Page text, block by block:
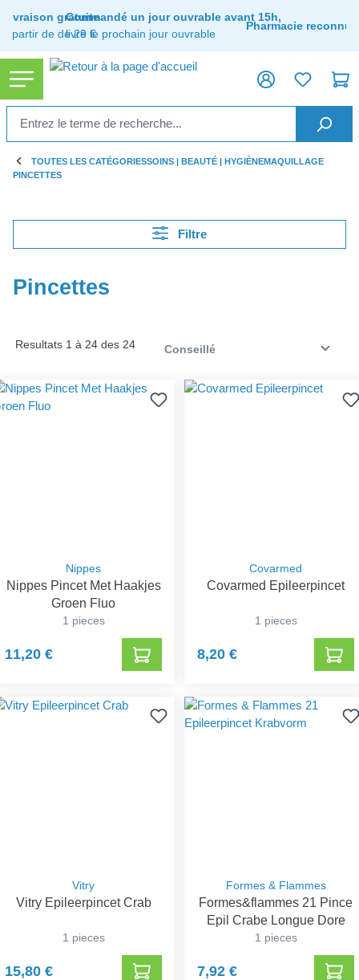
principal
Livraison gratuite
à partir de de 29 €
Commandé un jour ouvrable avant 15h,
livré le prochain jour ouvrable
Pharmacie reconnue
TOUTES LES CATÉGORIESSOINS | BEAUTÉ | HYGIÈNEMAQUILLAGE
PINCETTES
Filtre
Pincettes
Resultats 1 à 24 des 24
Nippes
Nippes Pincet Met Haakjes
Groen Fluo
1 pieces
11,20 €
Covarmed
Covarmed Epileerpincet
1 pieces
8,20 €
Vitry
Vitry Epileerpincet Crab
1 pieces
15,80 €
Formes & Flammes
Formes&flammes 21 Pince
Epil Crabe Longue Dore
1 pieces
7,92 €